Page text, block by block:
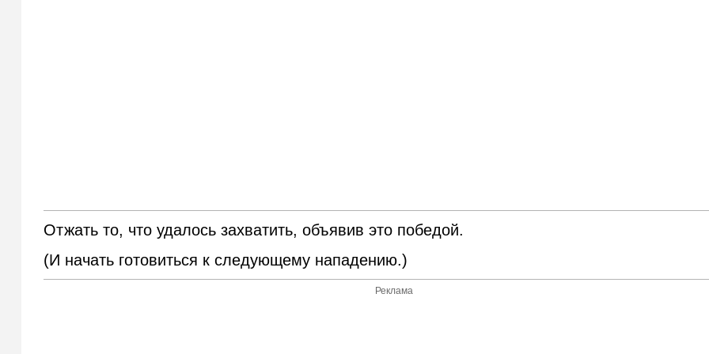
Отжать то, что удалось захватить, объявив это победой.
(И начать готовиться к следующему нападению.)
Реклама